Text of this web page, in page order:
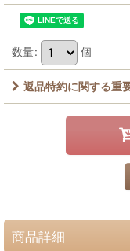
数量: 個
返品特約に関する重
商品詳細